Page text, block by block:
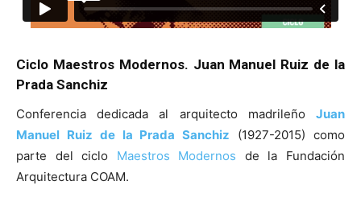
Ciclo Maestros Modernos. Juan Manuel Ruiz de la
Prada Sanchiz
Conferencia dedicada al arquitecto madrileño Juan
Manuel Ruiz de la Prada Sanchiz (1927-2015) como
parte del ciclo Maestros Modernos de la Fundación
Arquitectura COAM.